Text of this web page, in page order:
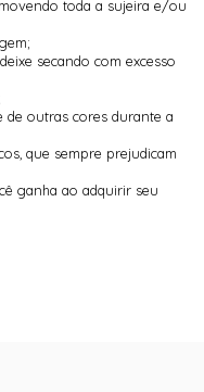
toda a sujeira e/ou
secando com excesso
de outras cores durante a
que sempre prejudicam
ganha ao adquirir seu